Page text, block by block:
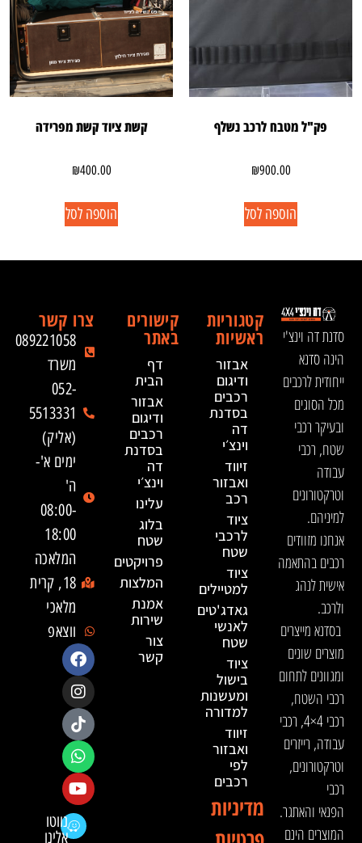
פק"ל מטבח לרכב נשלף
₪900.00
הוספה לסל
קשת ציוד קשת מפרידה
₪400.00
הוספה לסל
סדנת דה וינצ'י
הינה סדנא
ייחודית לרכבים
מכל הסוגים
ובעיקר רכבי
שטח, רכבי
עבודה
וטרקטורונים
למיניהם.
אנחנו מזוודים
רכבים בהתאמה
אישית לנהג
ולרכב.
בסדנא מייצרים
מוצרים שונים
ומגוונים לתחום
רכבי השטח,
רכבי 4×4, רכבי
עבודה, רייזרים
וטרקטורונים,
רכבי
הפנאי והאתגר.
המוצרים הינם
קטגוריות
ראשיות
אבזור
ודיגום
רכבים
בסדנת
דה
וינצ׳י
זיווד
ואבזור
רכב
ציוד
לרכבי
שטח
ציוד
למטיילים
גאדג'טים
לאנשי
שטח
ציוד
בישול
ומעשנות
למדורה
זיווד
ואבזור
לפי
רכבים
מדיניות
קישורים
באתר
דף
הבית
אבזור
ודיגום
רכבים
בסדנת
דה
וינצ׳י
עלינו
בלוג
שטח
פרויקטים
המלצות
אמנת
שירות
צור
קשר
צרו קשר
089221058
משרד
052-
5513331
(אליק)
ימים א'-
ה'
08:00-
18:00
המלאכה
18, קרית
מלאכי
ווצאפ
נווטו
אלינו